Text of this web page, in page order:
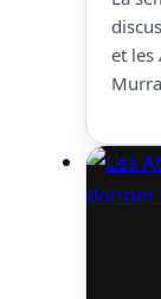
et les
deux
d’un
se